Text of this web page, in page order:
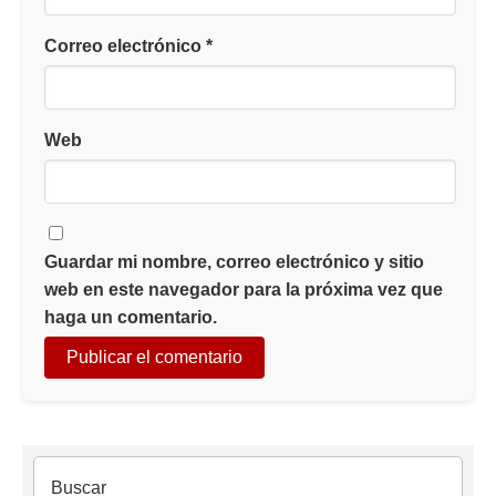
Correo electrónico *
Web
Guardar mi nombre, correo electrónico y sitio
web en este navegador para la próxima vez que
haga un comentario.
Buscar